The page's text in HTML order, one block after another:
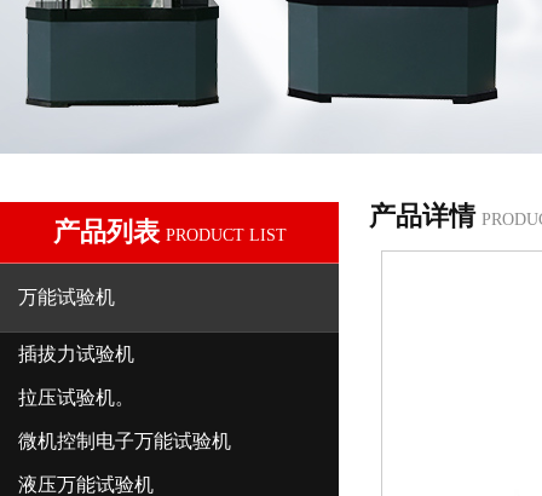
产品列表 PRODUCT LIST
万能试验机
插拔力试验机
拉压试验机。
微机控制电子万能试验机
液压万能试验机
产品详情